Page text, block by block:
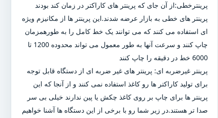
پرینترخطی:از آن جای که پرینتر های کاراکتر در زمان کند بودند
پرینتر های خطی به بازار عرضه شدند.این پرینتر ها از مکانیزم ویژه
ای استفاده می کنند که می توانند یک خط کامل را به طورهمزمان
چاپ کنند و سرعت آنها به طور معمول می تواند محدوده 1200 تا
6000 خط در دقیقه را چاپ کنند
پرینتر غیرضربه ای: پرینتر های غیر ضربه ای از دستگاه قابل توجه
برای تولید کاراکتر ها رو کاغذ استفاده نمی کنند و از آنجا که این
پرینتر ها برای چاپ بر روی کاغذ چکش یا پین ندارند خیلی بی سر
صدا تر هستند.در زیر شما رو با برخی از این دستگاه ها آشنا خواهیم